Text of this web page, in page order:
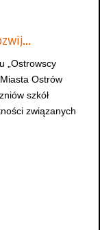
„Ostrowscy
Ostrów
szkół
związanych